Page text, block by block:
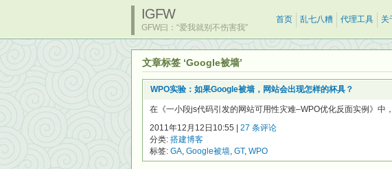
IGFW
GFW曰：“爱我就别不伤害我”
首页 乱七八糟 代理工具 关
文章标签 ‘Google被墙’
WPO实验：如果Google被墙，网站会出现怎样的杯具？
在《一小段js代码引发的网站可用性灾难–WPO优化反面实例》中
2011年12月12日10:55 | 27 条评论
分类: 搭建博客
标签: GA, Google被墙, GT, WPO